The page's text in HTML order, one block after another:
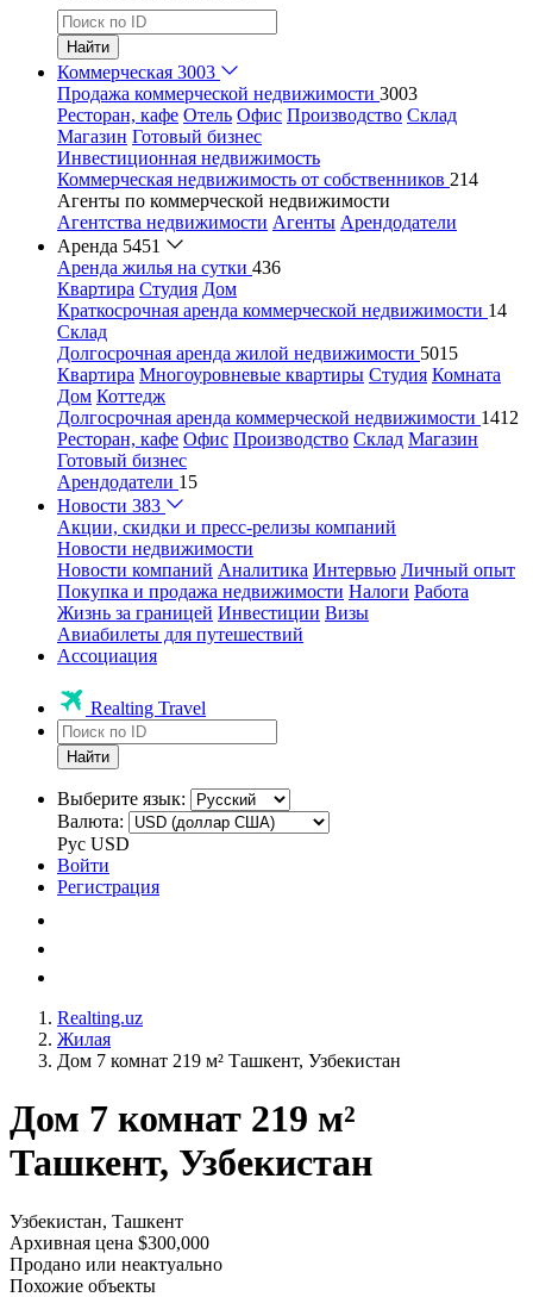
Найти
Коммерческая 3003
Продажа коммерческой недвижимости 3003
Ресторан, кафе Отель Офис Производство Склад
Магазин Готовый бизнес
Инвестиционная недвижимость
Коммерческая недвижимость от собственников 214
Агенты по коммерческой недвижимости
Агентства недвижимости Агенты Арендодатели
Аренда 5451
Аренда жилья на сутки 436
Квартира Студия Дом
Краткосрочная аренда коммерческой недвижимости 14
Склад
Долгосрочная аренда жилой недвижимости 5015
Квартира Многоуровневые квартиры Студия Комната
Дом Коттедж
Долгосрочная аренда коммерческой недвижимости 1412
Ресторан, кафе Офис Производство Склад Магазин
Готовый бизнес
Арендодатели 15
Новости 383
Акции, скидки и пресс-релизы компаний
Новости недвижимости
Новости компаний Аналитика Интервью Личный опыт
Покупка и продажа недвижимости Налоги Работа
Жизнь за границей Инвестиции Визы
Авиабилеты для путешествий
Ассоциация
Realting Travel
Найти
Выберите язык:
Валюта:
Рус USD
Войти
Регистрация
Realting.uz
Жилая
Дом 7 комнат 219 м² Ташкент, Узбекистан
Дом 7 комнат 219 м²
Ташкент, Узбекистан
Узбекистан, Ташкент
Архивная цена $300,000
Продано или неактуально
Похожие объекты